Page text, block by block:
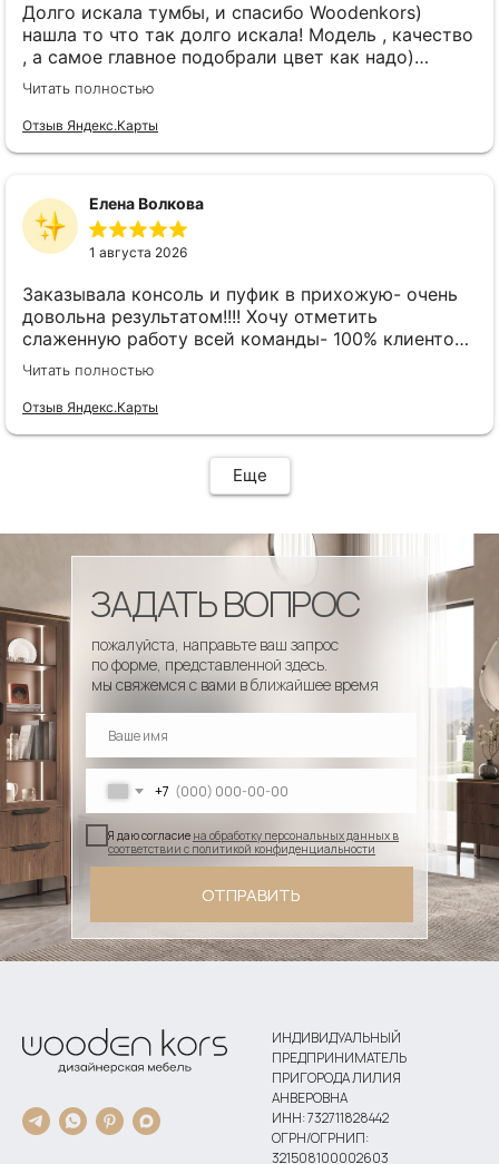
Долго искала тумбы, и спасибо Woodenkors)
нашла то что так долго искала! Модель , качество
, а самое главное подобрали цвет как надо)
спасибо большое! Отдельное спасибо Виктору!
Читать полностью
Отзыв Яндекс.Карты
Елена Волкова
1 августа 2026
Заказывала консоль и пуфик в прихожую- очень
довольна результатом!!!! Хочу отметить
слаженную работу всей команды- 100% клиенто
ориентированная команда!!!! При заказе
внимательно слушают заказчика , что очень
облегчает подбор материала и цвета. Четкая
Читать полностью
Отзыв Яндекс.Карты
Еще
+7
Я даю согласие на обработку персональных данных в
соответствии с политикой конфиденциальности
ОТПРАВИТЬ
пожалуйста, направьте ваш запрос
по форме, представленной здесь.
мы свяжемся с вами в ближайшее время
ЗАДАТЬ ВОПРОС
ИНДИВИДУАЛЬНЫЙ
ПРЕДПРИНИМАТЕЛЬ
ПРИГОРОДА ЛИЛИЯ
АНВЕРОВНА
ИНН: 732711828442
ОГРН/ОГРНИП:
321508100002603